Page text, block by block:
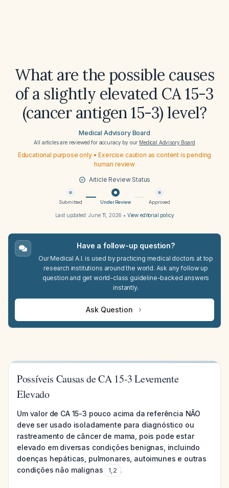
What are the possible causes
of a slightly elevated CA 15-3
(cancer antigen 15-3) level?
Medical Advisory Board
All articles are reviewed for accuracy by our Medical Advisory Board
Educational purpose only • Exercise caution as content is pending
human review
Article Review Status
Submitted Under Review Approved
Last updated:June 11, 2026 • View editorial policy
Have a follow-up question?
Our Medical A.I. is used by practicing medical doctors at top
research institutions around the world. Ask any follow up
question and get world-class guideline-backed answers
instantly.
Ask Question
Possíveis Causas de CA 15-3 Levemente
Elevado
Um valor de CA 15-3 pouco acima da referência NÃO
deve ser usado isoladamente para diagnóstico ou
rastreamento de câncer de mama, pois pode estar
elevado em diversas condições benignas, incluindo
doenças hepáticas, pulmonares, autoimunes e outras
condições não malignas
1,2 .